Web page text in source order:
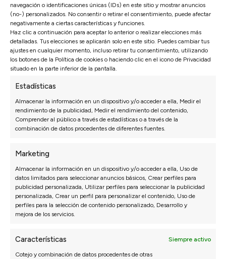
navegación o identificaciones únicas (IDs) en este sitio y mostrar anuncios
(no-) personalizados. No consentir o retirar el consentimiento, puede afectar
negativamente a ciertas características y funciones.
Haz clic a continuación para aceptar lo anterior o realizar elecciones más
detalladas. Tus elecciones se aplicarán solo en este sitio. Puedes cambiar tus
ajustes en cualquier momento, incluso retirar tu consentimiento, utilizando
los botones de la Política de cookies o haciendo clic en el icono de Privacidad
situado en la parte inferior de la pantalla.
Estadísticas
Almacenar la información en un dispositivo y/o acceder a ella, Medir el
rendimiento de la publicidad, Medir el rendimiento del contenido,
Comprender al público a través de estadísticas o a través de la
combinación de datos procedentes de diferentes fuentes.
Marketing
Almacenar la información en un dispositivo y/o acceder a ella, Uso de
datos limitados para seleccionar anuncios básicos, Crear perfiles para
publicidad personalizada, Utilizar perfiles para seleccionar la publicidad
personalizada, Crear un perfil para personalizar el contenido, Uso de
perfiles para la selección de contenido personalizado, Desarrollo y
mejora de los servicios.
Características Siempre activo
Cotejo y combinación de datos procedentes de otras
experiencia en el sector he dedicado mi carrera a la
innovación y la excelencia en la industria de los
sofás. El objetivo siempre ha sido y es ofrecer
productos de altísima calidad, personalizados y
accesibles para todo el mundo, asegurando el
máximo confort y durabilidad para nuestros
Opiniones de nuestros clientes
Sofás Valencia
4,6